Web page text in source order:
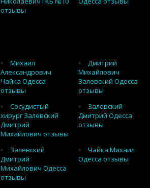
отзывы
Михаил
Александрович
Чайка Одесса
отзывы
Дмитрий
Михайлович
Залевский Одесса
отзывы
Сосудистый
хирург Залевский
Дмитрий
Михайлович отзывы
Залевский
Дмитрий Одесса
отзывы
Залевский
Дмитрий
Михайлович Одесса
отзывы
Чайка Михаил
Одесса отзывы